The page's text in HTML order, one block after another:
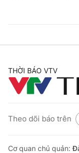
THỜI BÁO VTV
Theo dõi báo trên
Cơ quan chủ quản: